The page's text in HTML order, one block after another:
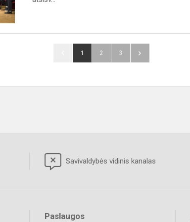
1 2 3
Savivaldybės vidinis kanalas
Paslaugos